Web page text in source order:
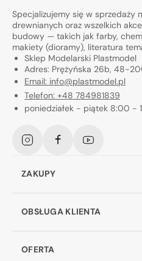
Specjalizujemy się w sprzedaży
drewnianych oraz wszelkich
budowy — takich jak farby,
makiety (dioramy), literatura
Sklep Modelarski Plastmodel
Adres: Prężyńska 26b, 48-
Email: info@plastmodel.pl
Telefon: +48 784981839
poniedziałek - piątek 8:00 -
InstagramFacebookYouTube
ZAKUPY
OBSŁUGA KLIENTA
OFERTA